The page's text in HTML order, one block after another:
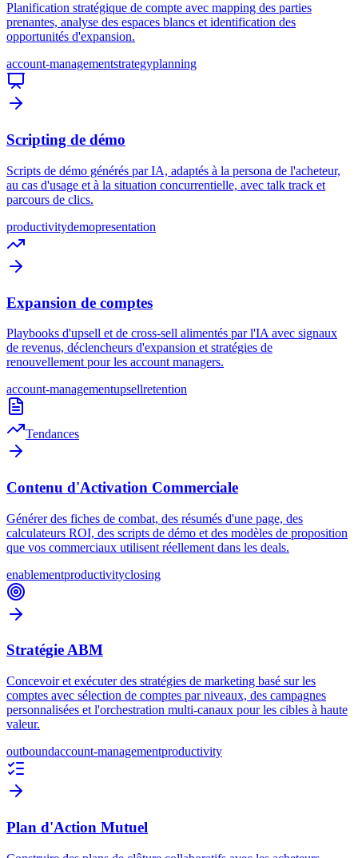
Planification stratégique de compte avec mapping des parties
prenantes, analyse des espaces blancs et identification des
opportunités d'expansion.
account-managementstrategyplanning
Scripting de démo
Scripts de démo générés par IA, adaptés à la persona de l'acheteur,
au cas d'usage et à la situation concurrentielle, avec talk track et
parcours de clics.
productivitydemopresentation
Expansion de comptes
Playbooks d'upsell et de cross-sell alimentés par l'IA avec signaux
de revenus, déclencheurs d'expansion et stratégies de
renouvellement pour les account managers.
account-managementupsellretention
Tendances
Contenu d'Activation Commerciale
Générer des fiches de combat, des résumés d'une page, des
calculateurs ROI, des scripts de démo et des modèles de proposition
que vos commerciaux utilisent réellement dans les deals.
enablementproductivityclosing
Stratégie ABM
Concevoir et exécuter des stratégies de marketing basé sur les
comptes avec sélection de comptes par niveaux, des campagnes
personnalisées et l'orchestration multi-canaux pour les cibles à haute
valeur.
outboundaccount-managementproductivity
Plan d'Action Mutuel